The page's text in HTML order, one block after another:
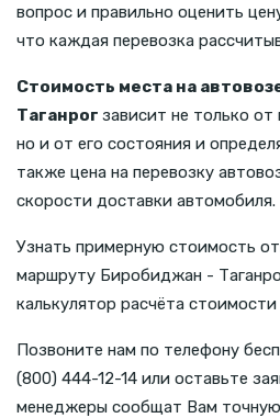
вопрос и правильно оценить
что каждая перевозка
Стоимость места на
Таганрог зависит не только
но и от его состояния и
также цена на перевозку
скорости доставки автомобиля.
Узнать примерную стоимость
маршруту Биробиджан -
калькулятор расчёта
Позвоните нам по телефону
(800) 444-12-14 или оставьте
менеджеры сообщат Вам